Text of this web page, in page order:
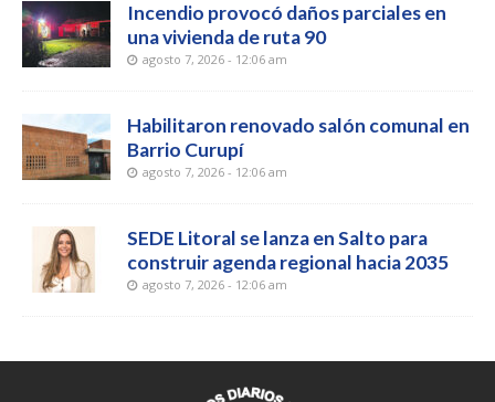
Incendio provocó daños parciales en
una vivienda de ruta 90
agosto 7, 2026 - 12:06 am
Habilitaron renovado salón comunal en
Barrio Curupí
agosto 7, 2026 - 12:06 am
SEDE Litoral se lanza en Salto para
construir agenda regional hacia 2035
agosto 7, 2026 - 12:06 am